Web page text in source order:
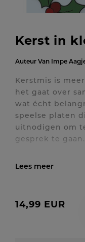
Kerst in
Auteur Van Impe
Kerstmis is
het gaat over
wat écht
speelse platen
uitnodigen om
gesprek te gaan.
Van het
kleurboek is
als startpunt
14,99 EUR